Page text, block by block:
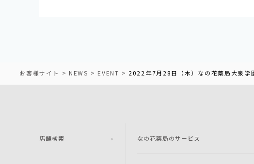
お客様サイト NEWS EVENT 2022年7月28日（木）なの花薬局大泉
店舗検索 なの花薬局のサービス